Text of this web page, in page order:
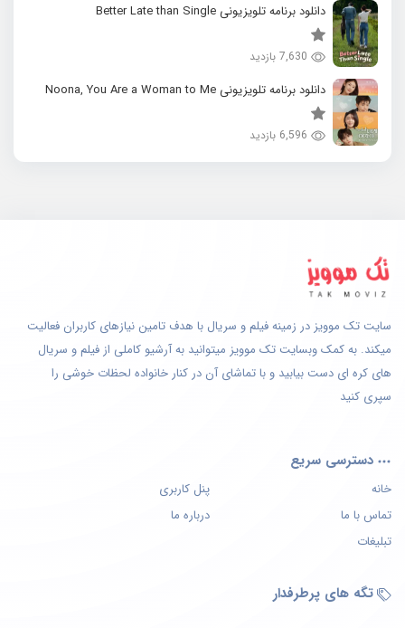
دانلود برنامه تلویزیونی Better Late than Single
7,630 بازدید
دانلود برنامه تلویزیونی Noona, You Are a Woman to Me
6,596 بازدید
سایت تک موویز در زمینه فیلم و سریال با هدف تامین نیازهای کاربران فعالیت
میکند. به کمک وبسایت تک موویز میتوانید به آرشیو کاملی از فیلم و سریال
های کره ای دست بیابید و با تماشای آن در کنار خانواده لحظات خوشی را
سپری کنید
دسترسی سریع
خانه
پنل کاربری
تماس با ما
درباره ما
تبلیغات
تگه های پرطرفدار